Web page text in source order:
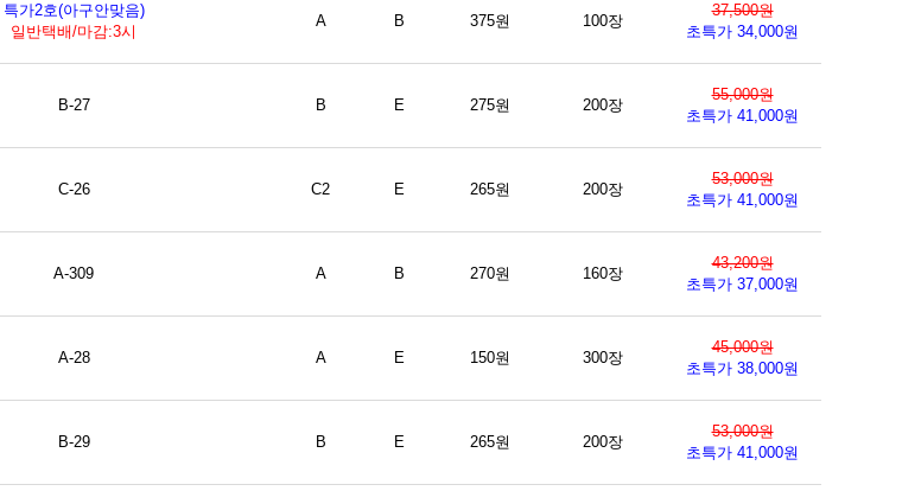
특가2호(아구안맞음)
일반택배/마감:3시
A B 375원 100장
37,500원
초특가 34,000원
B-27 B E 275원 200장
55,000원
초특가 41,000원
C-26 C2 E 265원 200장
53,000원
초특가 41,000원
A-309 A B 270원 160장
43,200원
초특가 37,000원
A-28 A E 150원 300장
45,000원
초특가 38,000원
B-29 B E 265원 200장
53,000원
초특가 41,000원